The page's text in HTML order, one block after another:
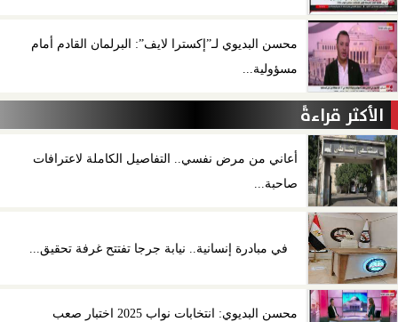
محسن البديوي لـ”إكسترا لايف”: البرلمان القادم أمام
مسؤولية...
الأكثر قراءةً
أعاني من مرض نفسي.. التفاصيل الكاملة لاعترافات
صاحبة...
في مبادرة إنسانية.. نيابة جرجا تفتتح غرفة تحقيق...
محسن البديوي: انتخابات نواب 2025 اختبار صعب